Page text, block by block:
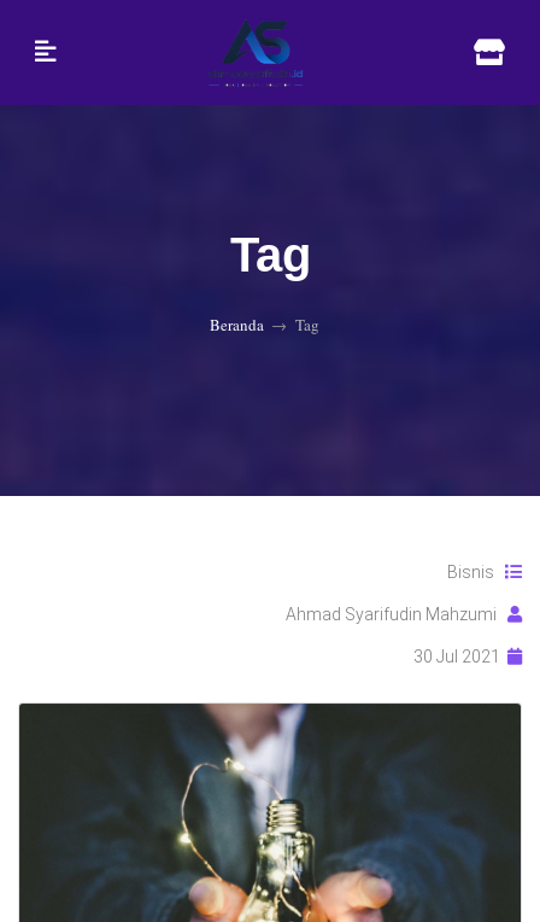
Tag
Beranda Tag
Bisnis
Ahmad Syarifudin Mahzumi
30 Jul 2021